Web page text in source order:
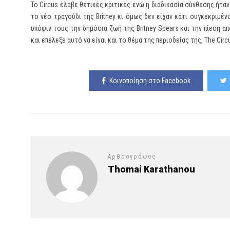
Το Circus έλαβε θετικές κριτικές ενώ η διαδικασία σύνθεσης
το νέο τραγούδι της Britney κι όμως δεν είχαν κάτι
υπόψιν τους την δημόσια ζωή της Britney Spears και την πίεση
και επέλεξε αυτό να είναι και το θέμα της περιοδείας της, The
Κοινοποίηση στο Facebook
Αρθρογράφος
Thomai Karathanou